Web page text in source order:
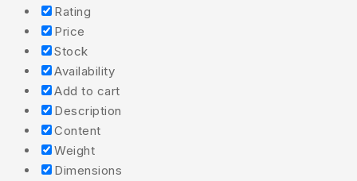
Rating
Price
Stock
Availability
Add to cart
Description
Content
Weight
Dimensions